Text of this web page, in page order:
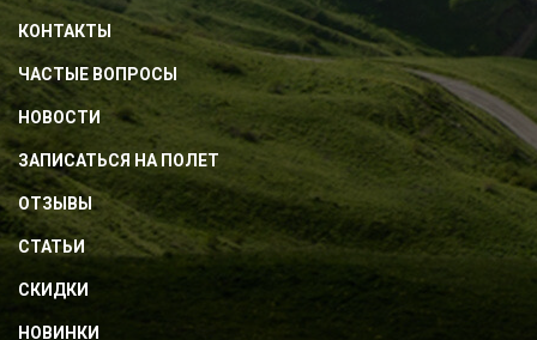
КОНТАКТЫ
ЧАСТЫЕ ВОПРОСЫ
НОВОСТИ
ЗАПИСАТЬСЯ НА ПОЛЕТ
ОТЗЫВЫ
СТАТЬИ
СКИДКИ
НОВИНКИ